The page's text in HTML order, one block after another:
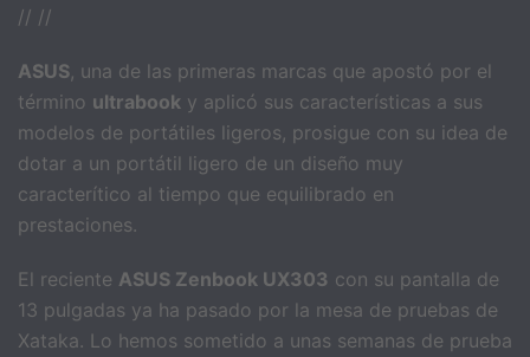
// //
ASUS, una de las primeras marcas que apostó por el
término ultrabook y aplicó sus características a sus
modelos de portátiles ligeros, prosigue con su idea de
dotar a un portátil ligero de un diseño muy
caracterítico al tiempo que equilibrado en
prestaciones.
El reciente ASUS Zenbook UX303 con su pantalla de
13 pulgadas ya ha pasado por la mesa de pruebas de
Xataka. Lo hemos sometido a unas semanas de prueba